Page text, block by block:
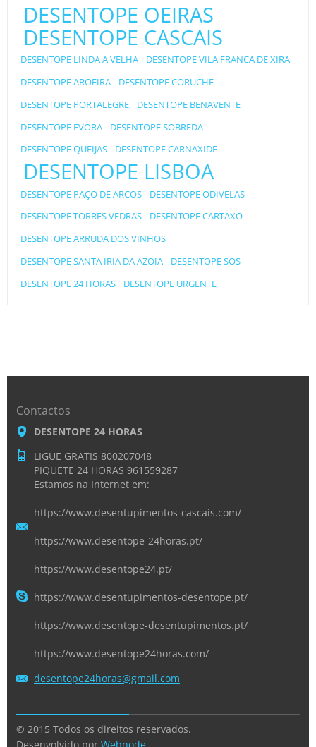
DESENTOPE OEIRAS
DESENTOPE CASCAIS
DESENTOPE LINDA A VELHA
DESENTOPE VILA FRANCA DE XIRA
DESENTOPE AROEIRA
DESENTOPE CORUCHE
DESENTOPE PORTALEGRE
DESENTOPE BENAVENTE
DESENTOPE EVORA
DESENTOPE SOBREDA
DESENTOPE QUEIJAS
DESENTOPE CARNAXIDE
DESENTOPE LISBOA
DESENTOPE PAÇO DE ARCOS
DESENTOPE ODIVELAS
DESENTOPE TORRES VEDRAS
DESENTOPE CARTAXO
DESENTOPE ARRUDA DOS VINHOS
DESENTOPE SANTA IRIA DA AZOIA
DESENTOPE SOS
DESENTOPE 24 HORAS
DESENTOPE URGENTE
Contactos
DESENTOPE 24 HORAS
LIGUE GRATIS 800207048
PIQUETE 24 HORAS 961559287
Estamos na Internet em:
https://www.desentupimentos-cascais.com/
https://www.desentope-24horas.pt/
https://www.desentope24.pt/
https://www.desentupimentos-desentope.pt/
https://www.desentope-desentupimentos.pt/
https://www.desentope24horas.com/
desentope24horas@gmail.com
© 2015 Todos os direitos reservados.
Desenvolvido por Webnode